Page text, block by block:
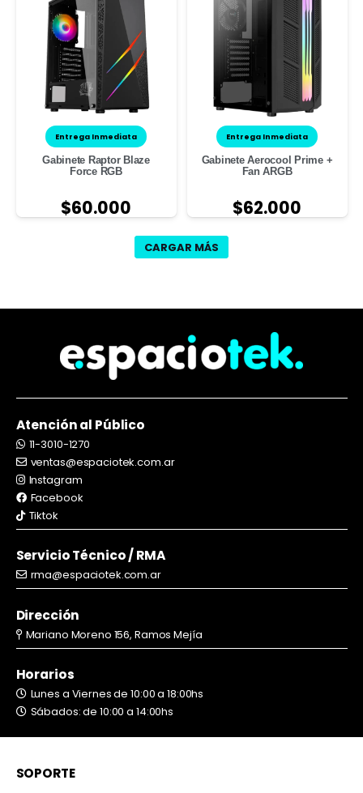
Entrega Inmediata
Gabinete Raptor Blaze
Force RGB
$60.000
Entrega Inmediata
Gabinete Aerocool Prime +
Fan ARGB
$62.000
CARGAR MÁS
Atención al Público
11-3010-1270
ventas@espaciotek.com.ar
Instagram
Facebook
Tiktok
Servicio Técnico / RMA
rma@espaciotek.com.ar
Dirección
Mariano Moreno 156, Ramos Mejía
Horarios
Lunes a Viernes de 10:00 a 18:00hs
Sábados: de 10:00 a 14:00hs
SOPORTE